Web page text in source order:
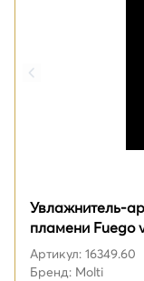
Увлажнитель-
пламени Fuego
Артикул: 16349.60
Бренд: Molti